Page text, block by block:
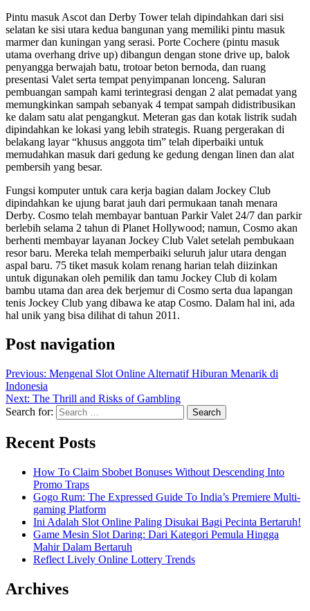
Pintu masuk Ascot dan Derby Tower telah dipindahkan dari sisi
selatan ke sisi utara kedua bangunan yang memiliki pintu masuk
marmer dan kuningan yang serasi. Porte Cochere (pintu masuk
utama overhang drive up) dibangun dengan stone drive up, balok
penyangga berwajah batu, trotoar beton bernoda, dan ruang
presentasi Valet serta tempat penyimpanan lonceng. Saluran
pembuangan sampah kami terintegrasi dengan 2 alat pemadat yang
memungkinkan sampah sebanyak 4 tempat sampah didistribusikan
ke dalam satu alat pengangkut. Meteran gas dan kotak listrik sudah
dipindahkan ke lokasi yang lebih strategis. Ruang pergerakan di
belakang layar “khusus anggota tim” telah diperbaiki untuk
memudahkan masuk dari gedung ke gedung dengan linen dan alat
pembersih yang besar.
Fungsi komputer untuk cara kerja bagian dalam Jockey Club
dipindahkan ke ujung barat jauh dari permukaan tanah menara
Derby. Cosmo telah membayar bantuan Parkir Valet 24/7 dan parkir
berlebih selama 2 tahun di Planet Hollywood; namun, Cosmo akan
berhenti membayar layanan Jockey Club Valet setelah pembukaan
resor baru. Mereka telah memperbaiki seluruh jalur utara dengan
aspal baru. 75 tiket masuk kolam renang harian telah diizinkan
untuk digunakan oleh pemilik dan tamu Jockey Club di kolam
bambu utama dan area dek berjemur di Cosmo serta dua lapangan
tenis Jockey Club yang dibawa ke atap Cosmo. Dalam hal ini, ada
hal unik yang bisa dilihat di tahun 2011.
Post navigation
Previous: Mengenal Slot Online Alternatif Hiburan Menarik di
Indonesia
Next: The Thrill and Risks of Gambling
Search for:
Recent Posts
How To Claim Sbobet Bonuses Without Descending Into
Promo Traps
Gogo Rum: The Expressed Guide To India’s Premiere Multi-
gaming Platform
Ini Adalah Slot Online Paling Disukai Bagi Pecinta Bertaruh!
Game Mesin Slot Daring: Dari Kategori Pemula Hingga
Mahir Dalam Bertaruh
Reflect Lively Online Lottery Trends
Archives